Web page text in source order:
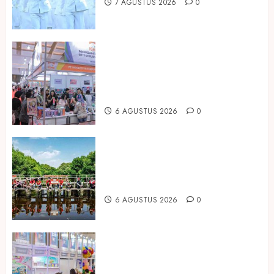
7 AGUSTUS 2026 0
6 AGUSTUS 2026 0
6 AGUSTUS 2026 0